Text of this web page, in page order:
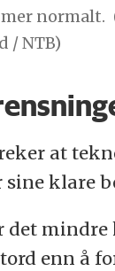
normalt.
/ NTB)
at
klare
det
enn å